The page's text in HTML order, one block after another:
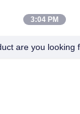
Kontrol
3:04 PM
are you looking